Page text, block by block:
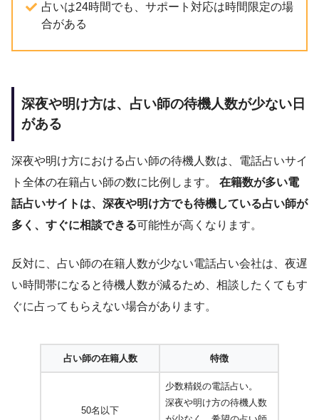
占いは24時間でも、サポート対応は時間限定の場
合がある
深夜や明け方は、占い師の待機人数が少ない日
がある
深夜や明け方における占い師の待機人数は、電話占いサイ
ト全体の在籍占い師の数に比例します。 在籍数が多い電
話占いサイトは、深夜や明け方でも待機している占い師が
多く、すぐに相談できる可能性が高くなります。
反対に、占い師の在籍人数が少ない電話占い会社は、夜遅
い時間帯になると待機人数が減るため、相談したくてもす
ぐに占ってもらえない場合があります。
占い師の在籍人数 特徴
50名以下
少数精鋭の電話占い。
深夜や明け方の待機人数